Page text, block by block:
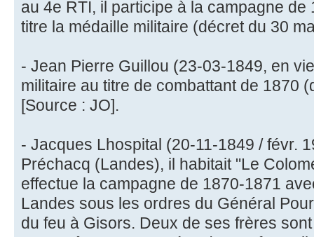
au 4e RTI, il participe à la campagne
titre la médaille militaire (décret du 30
- Jean Pierre Guillou (23-03-1849, en
militaire au titre de combattant de 1870
[Source : JO].
- Jacques Lhospital (20-11-1849 / févr.
Préchacq (Landes), il habitait "Le
effectue la campagne de 1870-1871
Landes sous les ordres du Général
du feu à Gisors. Deux de ses frères